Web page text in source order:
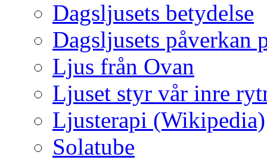
Dagsljusets betydelse
Dagsljusets påverkan
Ljus från Ovan
Ljuset styr vår inre
Ljusterapi (Wikipedia)
Solatube